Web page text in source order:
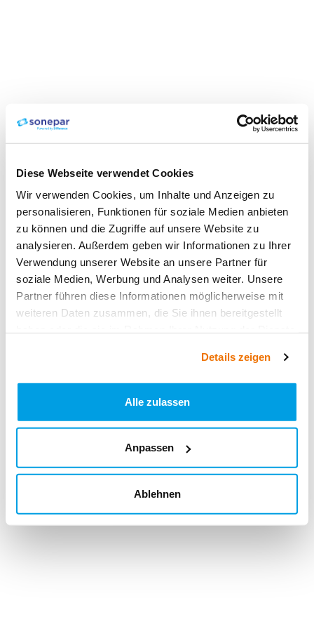
Diese Webseite verwendet Cookies
Wir verwenden Cookies, um Inhalte und Anzeigen zu
personalisieren, Funktionen für soziale Medien anbieten
zu können und die Zugriffe auf unsere Website zu
analysieren. Außerdem geben wir Informationen zu Ihrer
Verwendung unserer Website an unsere Partner für
soziale Medien, Werbung und Analysen weiter. Unsere
Partner führen diese Informationen möglicherweise mit
weiteren Daten zusammen, die Sie ihnen bereitgestellt
Details zeigen
Alle zulassen
Anpassen
Ablehnen